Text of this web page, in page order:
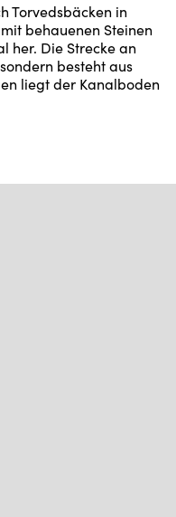
Torvedsbäcken in
behauenen Steinen
her. Die Strecke an
besteht aus
liegt der Kanalboden